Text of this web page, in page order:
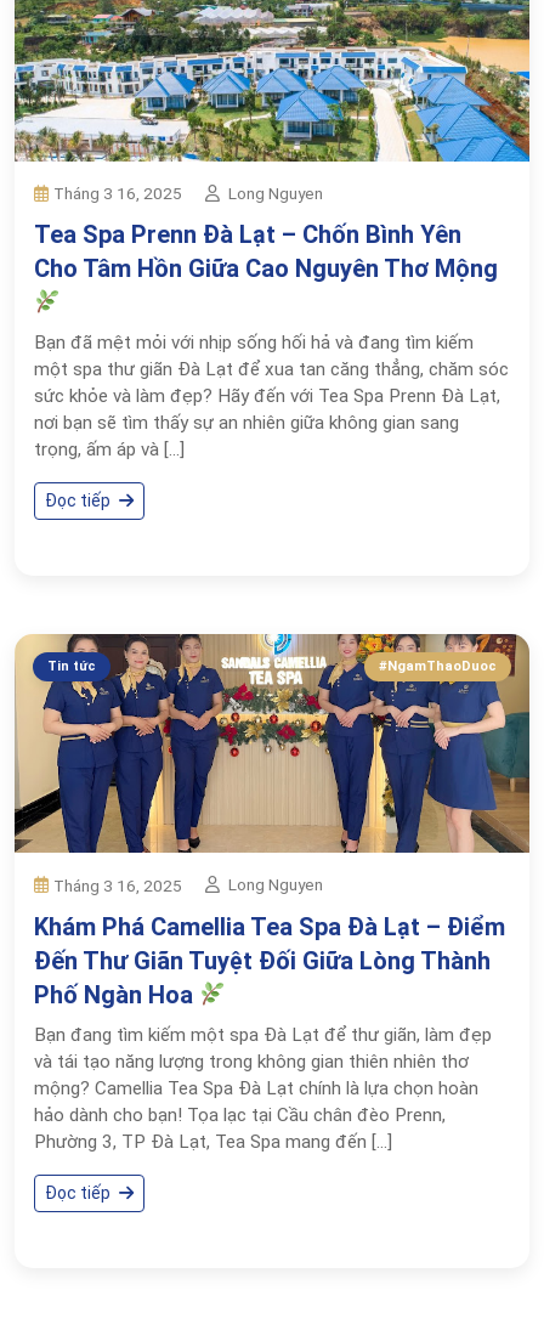
Tháng 3 16, 2025 Long Nguyen
Tea Spa Prenn Đà Lạt – Chốn Bình Yên
Cho Tâm Hồn Giữa Cao Nguyên Thơ Mộng
Bạn đã mệt mỏi với nhịp sống hối hả và đang tìm kiếm
một spa thư giãn Đà Lạt để xua tan căng thẳng, chăm sóc
sức khỏe và làm đẹp? Hãy đến với Tea Spa Prenn Đà Lạt,
nơi bạn sẽ tìm thấy sự an nhiên giữa không gian sang
trọng, ấm áp và […]
Đọc tiếp
Tin tức #NgamThaoDuoc
Tháng 3 16, 2025 Long Nguyen
Khám Phá Camellia Tea Spa Đà Lạt – Điểm
Đến Thư Giãn Tuyệt Đối Giữa Lòng Thành
Phố Ngàn Hoa
Bạn đang tìm kiếm một spa Đà Lạt để thư giãn, làm đẹp
và tái tạo năng lượng trong không gian thiên nhiên thơ
mộng? Camellia Tea Spa Đà Lạt chính là lựa chọn hoàn
hảo dành cho bạn! Tọa lạc tại Cầu chân đèo Prenn,
Phường 3, TP Đà Lạt, Tea Spa mang đến […]
Đọc tiếp